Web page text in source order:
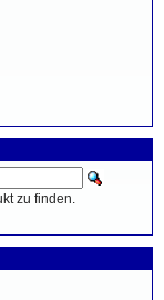
zu finden.